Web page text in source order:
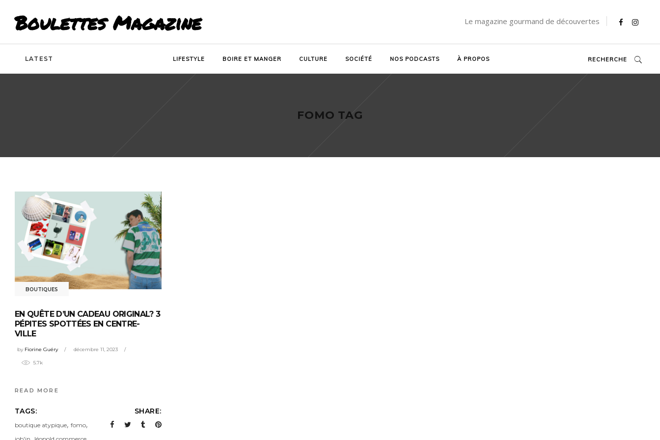
Boulettes Magazine Le magazine gourmand de découvertes
LATEST LIFESTYLE BOIRE ET MANGER CULTURE SOCIÉTÉ NOS PODCASTS À PROPOS RECHERCHE
FOMO TAG
BOUTIQUES
EN QUÊTE D’UN CADEAU ORIGINAL? 3
PÉPITES SPOTTÉES EN CENTRE-
VILLE
by Fiorine Guéry décembre 11, 2023
5.7k
READ MORE
TAGS:
boutique atypique, fomo,
SHARE: